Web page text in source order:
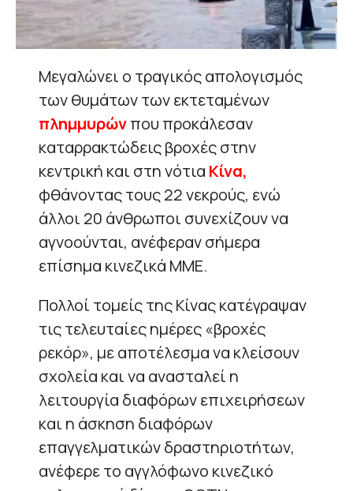
Μεγαλώνει ο τραγικός απολογισμός
των θυμάτων των εκτεταμένων
πλημμυρώνπου προκάλεσαν
καταρρακτώδεις βροχές στην
κεντρική και στη νότια Κίνα,
φθάνοντας τους 22 νεκρούς, ενώ
άλλοι 20 άνθρωποι συνεχίζουν να
αγνοούνται, ανέφεραν σήμερα
επίσημα κινεζικά ΜΜΕ.
Πολλοί τομείς της Κίνας κατέγραψαν
τις τελευταίες ημέρες «βροχές
ρεκόρ», με αποτέλεσμα να κλείσουν
σχολεία και να ανασταλεί η
λειτουργία διαφόρων επιχειρήσεων
και η άσκηση διαφόρων
επαγγελματικών δραστηριοτήτων,
ανέφερε το αγγλόφωνο κινεζικό